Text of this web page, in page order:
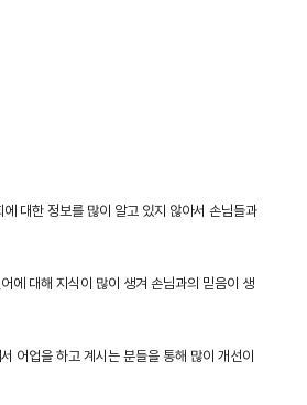
대한 정보를 많이 알고 있지 않아서 손님들과
에 대해 지식이 많이 생겨 손님과의 믿음이 생
어업을 하고 계시는 분들을 통해 많이 개선이